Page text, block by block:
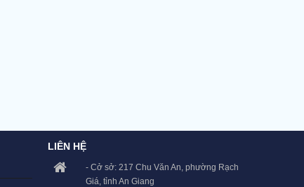
LIÊN HỆ
- Cở sở: 217 Chu Văn An, phường Rạch
Giá, tỉnh An Giang